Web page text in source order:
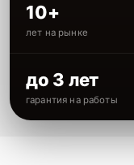
10+
лет на рынке
до 3 лет
гарантия на работы